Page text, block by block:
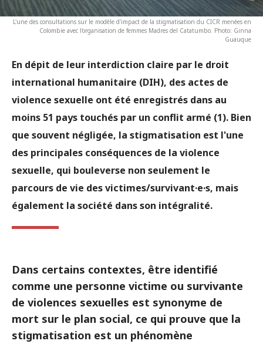
L'une des consultations sur le modèle d'impact de la stigmatisation du CICR menées en
Colombie avec l'organisation de femmes Madres del Catatumbo. Photo: Ginna
Guauque
En dépit de leur interdiction claire par le droit
international humanitaire (DIH), des actes de
violence sexuelle ont été enregistrés dans au
moins 51 pays touchés par un conflit armé (1). Bien
que souvent négligée, la stigmatisation est l'une
des principales conséquences de la violence
sexuelle, qui bouleverse non seulement le
parcours de vie des victimes/survivant·e·s, mais
également la société dans son intégralité.
Dans certains contextes, être identifié
comme une personne victime ou survivante
de violences sexuelles est synonyme de
mort sur le plan social, ce qui prouve que la
stigmatisation est un phénomène